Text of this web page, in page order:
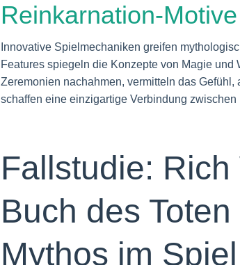
Reinkarnation-Motive
Innovative Spielmechaniken greifen
Features spiegeln die Konzepte von Magie
Zeremonien nachahmen, vermitteln das
schaffen eine einzigartige Verbindung zwischen
Fallstudie:
Buch des
Mythos im Spiel